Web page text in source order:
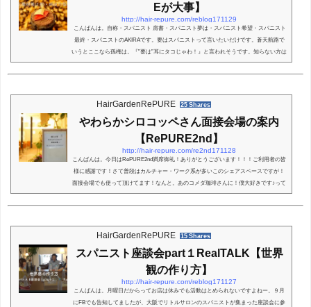
Eが大事】
http://hair-repure.com/reblog171129
こんばんは。自称・スパニスト 肩書・スパニスト夢は・スパニスト希望・スパニスト
最終・スパニストのAKIRAです。要はスパニストって言いたいだけです。蒼天航路で
いうとここなら孫権は。『”要は”耳にタコじゃわ！』と言われそうです。知らない方は
三国志読んでから蒼天航路を 読んでください。まぁ。どうでもいい話です。今回は。
冬の乾燥対策をテーマにヘッドスパと身体の事。そしてプロダクトと進めて行きたい
HairGardenRePURE 25 Shares
やわらかシロコッペさん面接会場の案内
【RePURE2nd】
http://hair-repure.com/re2nd171128
こんばんは。今日はRePURE2nd満席御礼！ありがとうございます！！！ご利用者の皆
様に感謝です！さて普段はカルチャー・ワーク系が多いこのシェアスペースですが！
面接会場でも使って頂けてます！なんと。あのコメダ珈琲さんに！僕大好きです♪って
か週１～２ 回ぐらい通わせてもらってるかも！ちょうど昨日の月曜日も北大路VIVRE
店で打合せ！に利用させてもらってました！縁ってあるもんですね♪そんな少し入口で
HairGardenRePURE 15 Shares
スパニスト座談会part１RealTALK【世界
観の作り方】
http://hair-repure.com/reblog171127
こんばんは。月曜日だからってお店は休みでも活動はとめられないですよねー。９月
にFBでも告知してましたが、大阪でリトルサロンのスパニストが集まった座談会に参